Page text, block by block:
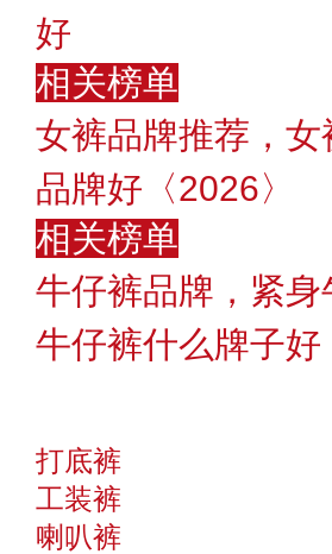
好
相关榜单
女裤品牌推荐，
品牌好〈2026〉
相关榜单
牛仔裤品牌，紧
牛仔裤什么牌子好
打底裤
工装裤
喇叭裤